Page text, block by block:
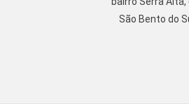
São Bento do